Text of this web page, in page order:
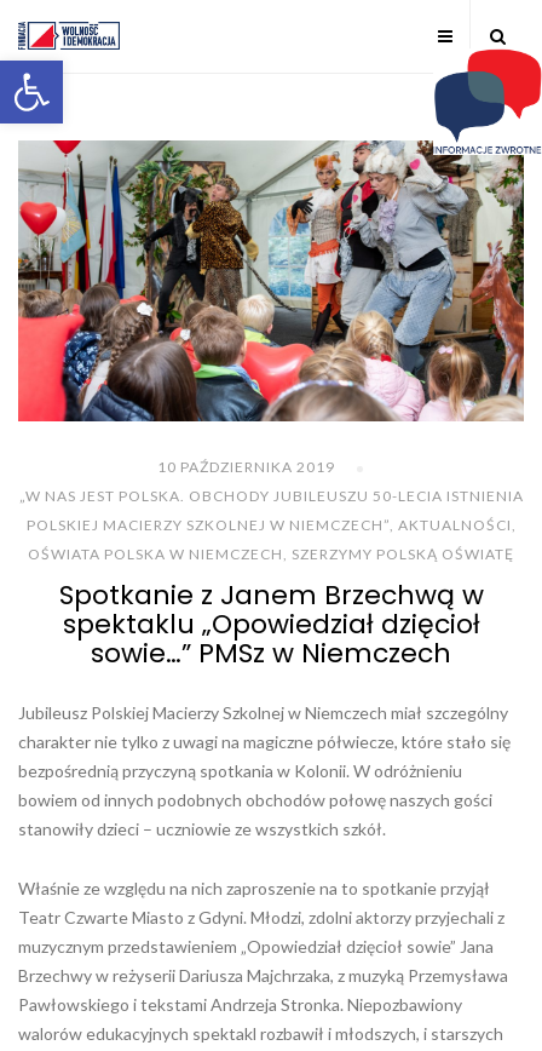
Otwórz pasek narzędzi
10 PAŹDZIERNIKA 2019
„W NAS JEST POLSKA. OBCHODY JUBILEUSZU 50-LECIA ISTNIENIA
POLSKIEJ MACIERZY SZKOLNEJ W NIEMCZECH”, AKTUALNOŚCI,
OŚWIATA POLSKA W NIEMCZECH, SZERZYMY POLSKĄ OŚWIATĘ
Spotkanie z Janem Brzechwą w
spektaklu „Opowiedział dzięcioł
sowie…” PMSz w Niemczech
Jubileusz Polskiej Macierzy Szkolnej w Niemczech miał szczególny
charakter nie tylko z uwagi na magiczne półwiecze, które stało się
bezpośrednią przyczyną spotkania w Kolonii. W odróżnieniu
bowiem od innych podobnych obchodów połowę naszych gości
stanowiły dzieci – uczniowie ze wszystkich szkół.
Właśnie ze względu na nich zaproszenie na to spotkanie przyjął
Teatr Czwarte Miasto z Gdyni. Młodzi, zdolni aktorzy przyjechali z
muzycznym przedstawieniem „Opowiedział dzięcioł sowie” Jana
Brzechwy w reżyserii Dariusza Majchrzaka, z muzyką Przemysława
Pawłowskiego i tekstami Andrzeja Stronka. Niepozbawiony
walorów edukacyjnych spektakl rozbawił i młodszych, i starszych